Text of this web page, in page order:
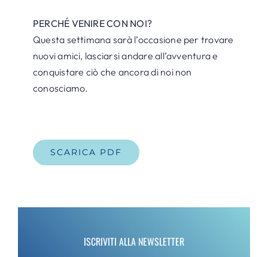
PERCHÉ VENIRE CON NOI?
Questa settimana sarà l’occasione per trovare
nuovi amici, lasciarsi andare all’avventura e
conquistare ciò che ancora di noi non
conosciamo.
SCARICA PDF
ISCRIVITI ALLA NEWSLETTER